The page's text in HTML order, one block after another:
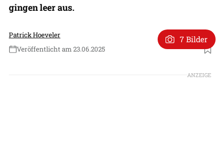
gingen leer aus.
Patrick Hoeveler
Veröffentlicht am 23.06.2025
Foto: Saab/Stefan Kalm
7 Bilder
ANZEIGE